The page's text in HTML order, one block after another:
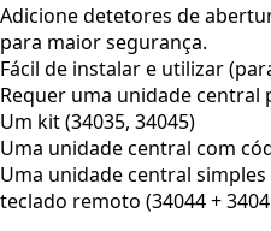
Adicione detetores de
para maior segurança.
Fácil de instalar e utilizar
Requer uma unidade central
Um kit (34035, 34045)
Uma unidade central com
Uma unidade central
teclado remoto (34044 +